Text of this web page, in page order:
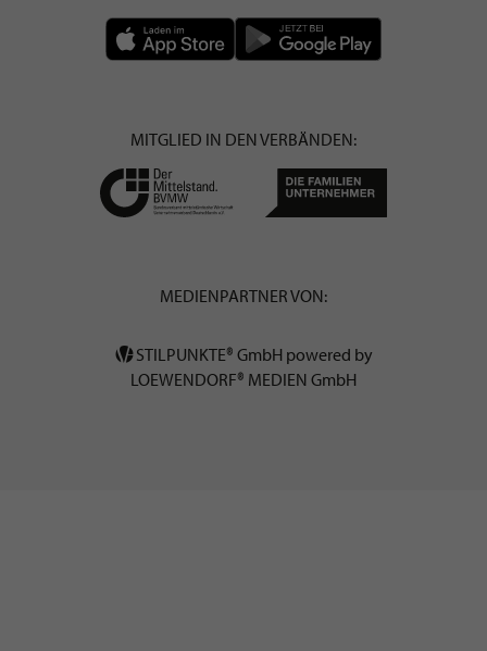
MITGLIED IN DEN VERBÄNDEN:
MEDIENPARTNER VON:
STILPUNKTE® GmbH powered by
LOEWENDORF® MEDIEN GmbH